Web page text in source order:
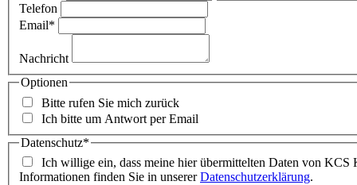
Telefon
Email*
Nachricht
Optionen
Bitte rufen Sie mich zurück
Ich bitte um Antwort per Email
Datenschutz*
Ich willige ein, dass meine hier übermittelten Daten von KCS
Informationen finden Sie in unsererDatenschutzerklärung.